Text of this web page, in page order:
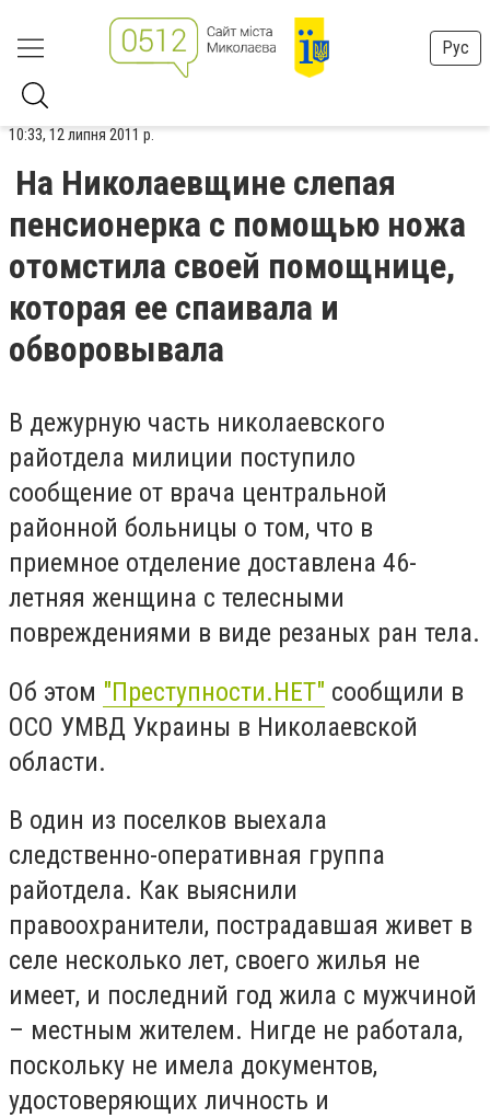
Рус
10:33, 12 липня 2011 р.
На Николаевщине слепая
пенсионерка с помощью ножа
отомстила своей помощнице,
которая ее спаивала и
обворовывала
В дежурную часть николаевского
райотдела милиции поступило
сообщение от врача центральной
районной больницы о том, что в
приемное отделение доставлена 46-
летняя женщина с телесными
повреждениями в виде резаных ран тела.
Об этом "Преступности.НЕТ" сообщили в
ОСО УМВД Украины в Николаевской
области.
В один из поселков выехала
следственно-оперативная группа
райотдела. Как выяснили
правоохранители, пострадавшая живет в
селе несколько лет, своего жилья не
имеет, и последний год жила с мужчиной
– местным жителем. Нигде не работала,
поскольку не имела документов,
удостоверяющих личность и